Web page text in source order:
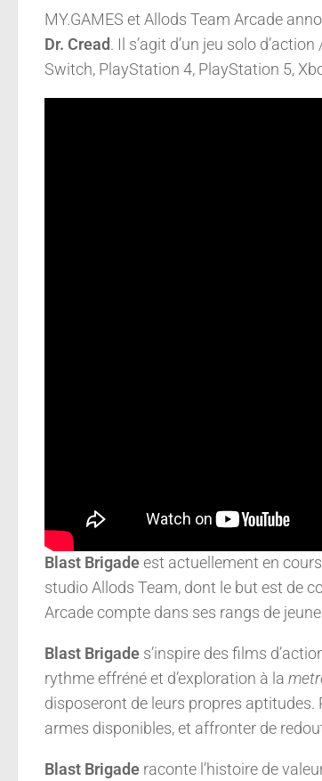
MY.GAMES et Allods Team Arcade
Dr. Cread. Il s’agit d’un jeu solo
Switch, PlayStation 4, PlayStation 5,
Blast Brigadeest actuellement en
studio Allods Team, dont le but est de
Arcade compte dans ses rangs de
Blast Brigade s’inspire des films
rythme effréné et d’exploration à la
disposeront de leurs propres aptitudes.
armes disponibles, et affronter de
Blast Brigade raconte l’histoire de